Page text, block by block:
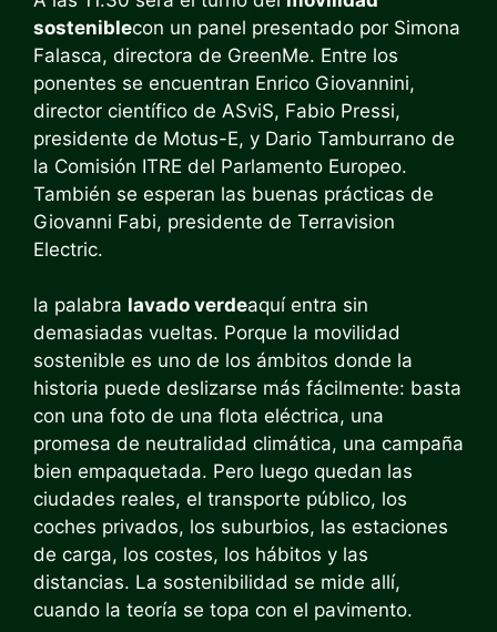
sosteniblecon un panel presentado por Simona
Falasca, directora de GreenMe. Entre los
ponentes se encuentran Enrico Giovannini,
director científico de ASviS, Fabio Pressi,
presidente de Motus-E, y Dario Tamburrano de
la Comisión ITRE del Parlamento Europeo.
También se esperan las buenas prácticas de
Giovanni Fabi, presidente de Terravision
Electric.
la palabra lavado verdeaquí entra sin
demasiadas vueltas. Porque la movilidad
sostenible es uno de los ámbitos donde la
historia puede deslizarse más fácilmente: basta
con una foto de una flota eléctrica, una
promesa de neutralidad climática, una campaña
bien empaquetada. Pero luego quedan las
ciudades reales, el transporte público, los
coches privados, los suburbios, las estaciones
de carga, los costes, los hábitos y las
distancias. La sostenibilidad se mide allí,
cuando la teoría se topa con el pavimento.